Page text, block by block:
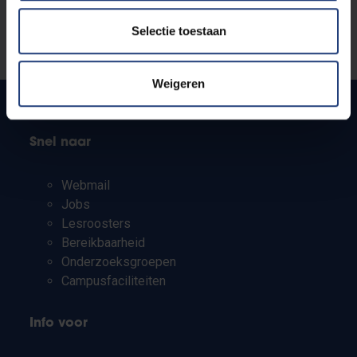
Selectie toestaan
Weigeren
Stond er een fout op deze pagina?
Snel naar
Webmail
Jobs
Lesroosters
Bereikbaarheid
Onderzoeksgroepen
Campusfaciliteiten
Info voor